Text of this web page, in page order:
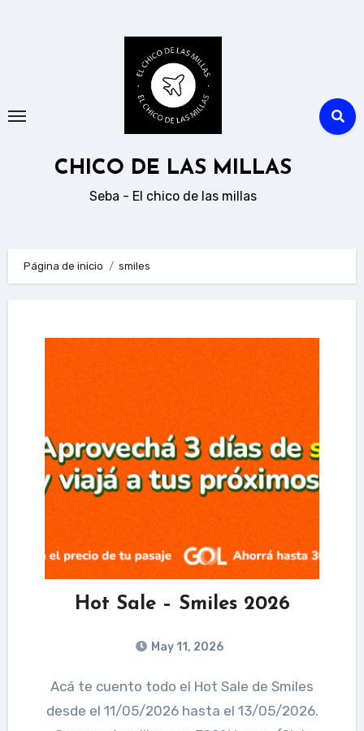
CHICO DE LAS MILLAS
Seba - El chico de las millas
Página de inicio smiles
Hot Sale – Smiles 2026
May 11, 2026
Acá te cuento todo el Hot Sale de Smiles
desde el 11/05/2026 hasta el 13/05/2026.